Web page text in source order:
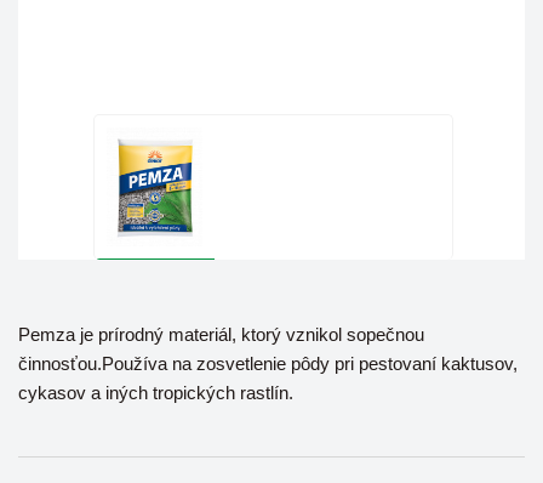
Pemza je prírodný materiál, ktorý vznikol sopečnou
činnosťou.Používa na zosvetlenie pôdy pri pestovaní kaktusov,
cykasov a iných tropických rastlín.